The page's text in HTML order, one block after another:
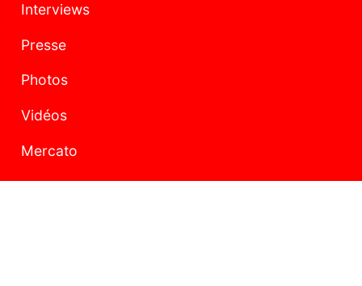
Interviews
Presse
Photos
Vidéos
Mercato